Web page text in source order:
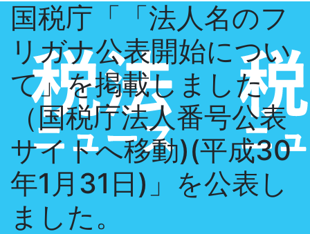
国税庁「「法人名のフ
リガナ公表開始につい
て」を掲載しました
（国税庁法人番号公表
サイトへ移動)(平成30
年1月31日)」を公表し
ました。